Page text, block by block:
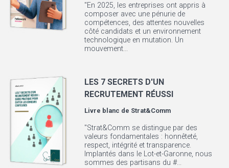
"En 2025, les entreprises ont appris à
composer avec une pénurie de
compétences, des attentes nouvelles
côté candidats et un environnement
technologique en mutation. Un
mouvement...
LES 7 SECRETS D'UN
RECRUTEMENT RÉUSSI
Livre blanc de Strat&Comm
"Strat&Comm se distingue par des
valeurs fondamentales : honnêteté,
respect, intégrité et transparence.
Implantés dans le Lot-et-Garonne, nous
sommes des partisans du #...